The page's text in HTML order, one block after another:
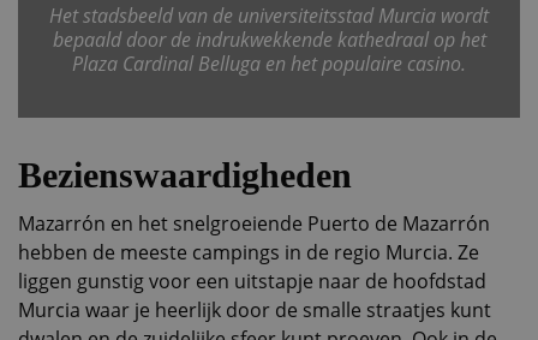
Het stadsbeeld van de universiteitsstad Murcia wordt
bepaald door de indrukwekkende kathedraal op het
Plaza Cardinal Belluga en het populaire casino.
Bezienswaardigheden
Mazarrón en het snelgroeiende Puerto de Mazarrón
hebben de meeste campings in de regio Murcia. Ze
liggen gunstig voor een uitstapje naar de hoofdstad
Murcia waar je heerlijk door de smalle straatjes kunt